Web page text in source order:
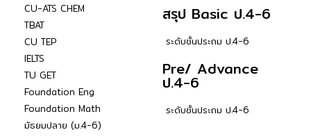
CU-ATS CHEM
TBAT
CU TEP
IELTS
TU GET
Foundation Eng
Foundation Math
มัธยมปลาย (ม.4-6)
สรุป Basic ป.4-6
ระดับชั้นประถม ป.4-6
Pre/ Advance
ป.4-6
ระดับชั้นประถม ป.4-6